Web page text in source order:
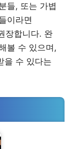
들, 또는 가볍
이라면
장합니다. 완
볼 수 있으며,
을 수 있다는